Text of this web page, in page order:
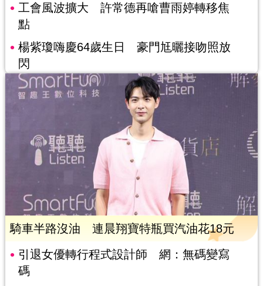
工會風波擴大 許常德再嗆曹雨婷轉移焦
點
楊紫瓊嗨慶64歲生日 豪門尪曬接吻照放
閃
騎車半路沒油 連晨翔寶特瓶買汽油花18元
引退女優轉行程式設計師 網：無碼變寫
碼